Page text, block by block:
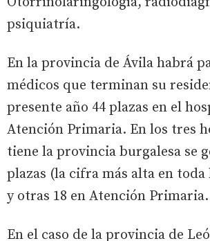
psiquiatría.
En la provincia de Ávila habrá
médicos que terminan su
presente año 44 plazas en el
Atención Primaria. En los tres
tiene la provincia burgalesa se
plazas (la cifra más alta en
y otras 18 en Atención Primaria.
En el caso de la provincia de